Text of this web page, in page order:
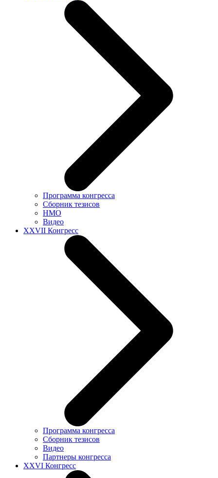
Программа конгресса
Сборник тезисов
НМО
Видео
XXVII Конгресс
Программа конгресса
Сборник тезисов
Видео
Партнеры конгресса
XXVI Конгресс